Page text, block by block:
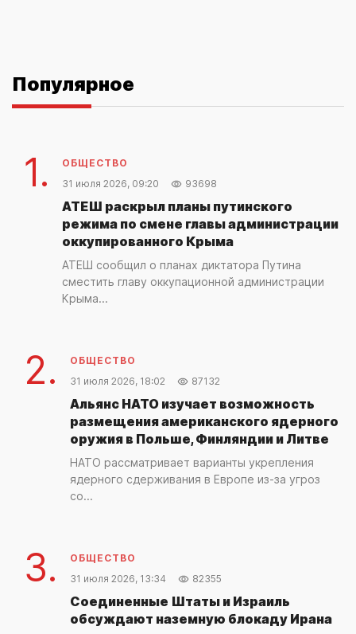
Популярное
1.
ОБЩЕСТВО
31 июля 2026, 09:20
93698
АТЕШ раскрыл планы путинского
режима по смене главы администрации
оккупированного Крыма
АТЕШ сообщил о планах диктатора Путина
сместить главу оккупационной администрации
Крыма...
2.
ОБЩЕСТВО
31 июля 2026, 18:02
87132
Альянс НАТО изучает возможность
размещения американского ядерного
оружия в Польше, Финляндии и Литве
НАТО рассматривает варианты укрепления
ядерного сдерживания в Европе из-за угроз
со...
3.
ОБЩЕСТВО
31 июля 2026, 13:34
82355
Соединенные Штаты и Израиль
обсуждают наземную блокаду Ирана